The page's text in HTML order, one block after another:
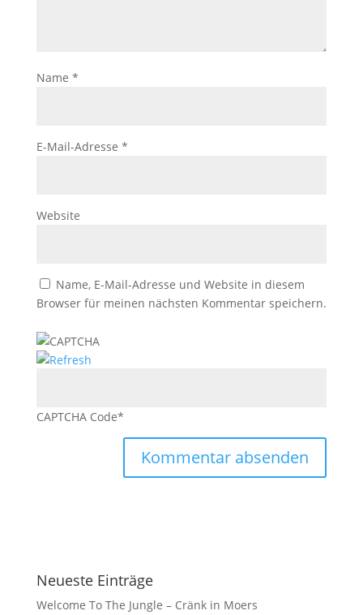
Name *
E-Mail-Adresse *
Website
Name, E-Mail-Adresse und Website in diesem
Browser für meinen nächsten Kommentar speichern.
CAPTCHA Code*
Neueste Einträge
Welcome To The Jungle – Cränk in Moers